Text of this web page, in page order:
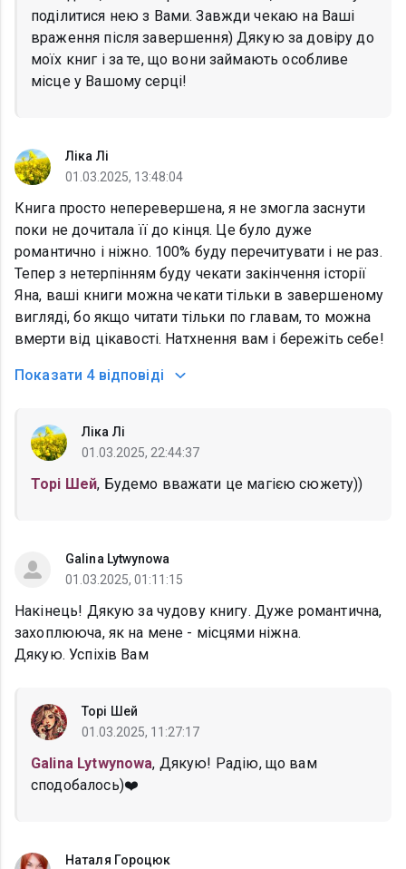
поділитися нею з Вами. Завжди чекаю на Ваші
враження після завершення) Дякую за довіру до
моїх книг і за те, що вони займають особливе
місце у Вашому серці!
Ліка Лі
01.03.2025, 13:48:04
Книга просто неперевершена, я не змогла заснути
поки не дочитала її до кінця. Це було дуже
романтично і ніжно. 100% буду перечитувати і не раз.
Тепер з нетерпінням буду чекати закінчення історії
Яна, ваші книги можна чекати тільки в завершеному
вигляді, бо якщо читати тільки по главам, то можна
вмерти від цікавості. Натхнення вам і бережіть себе!
Показати 4 відповіді
Ліка Лі
01.03.2025, 22:44:37
Торі Шей, Будемо вважати це магією сюжету))
Galina Lytwynowa
01.03.2025, 01:11:15
Накінець! Дякую за чудову книгу. Дуже романтична,
захоплююча, як на мене - місцями ніжна.
Дякую. Успіхів Вам
Торі Шей
01.03.2025, 11:27:17
Galina Lytwynowa, Дякую! Радію, що вам
сподобалось)❤️
Наталя Гороцюк